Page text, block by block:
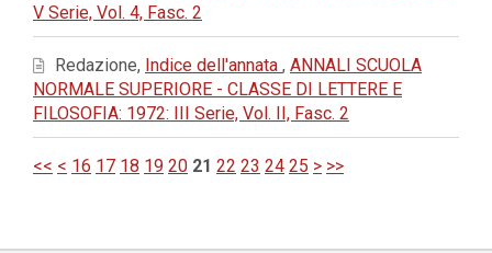
V Serie, Vol. 4, Fasc. 2
Redazione, Indice dell'annata , ANNALI SCUOLA
NORMALE SUPERIORE - CLASSE DI LETTERE E
FILOSOFIA: 1972: III Serie, Vol. II, Fasc. 2
<< < 16 17 18 19 20 21 22 23 24 25 > >>